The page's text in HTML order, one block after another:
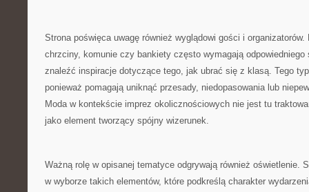
Strona poświęca uwagę również wyglądowi gości i
chrzciny, komunie czy bankiety często wymagają
znaleźć inspiracje dotyczące tego, jak ubrać się z klasą. Tego
ponieważ pomagają uniknąć przesady, niedopasowania lub
Moda w kontekście imprez okolicznościowych nie jest tu
jako element tworzący spójny wizerunek.
Ważną rolę w opisanej tematyce odgrywają również oświetlenie.
w wyborze takich elementów, które podkreślą charakter